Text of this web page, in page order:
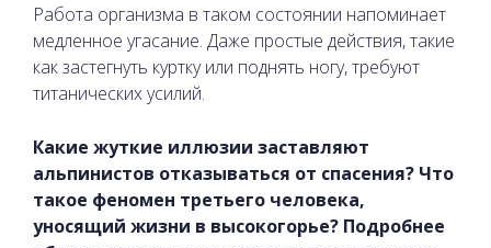
Работа организма в таком состоянии напоминает
медленное угасание. Даже простые действия, такие
как застегнуть куртку или поднять ногу, требуют
титанических усилий.
Какие жуткие иллюзии заставляют
альпинистов отказываться от спасения? Что
такое феномен третьего человека,
уносящий жизни в высокогорье? Подробнее